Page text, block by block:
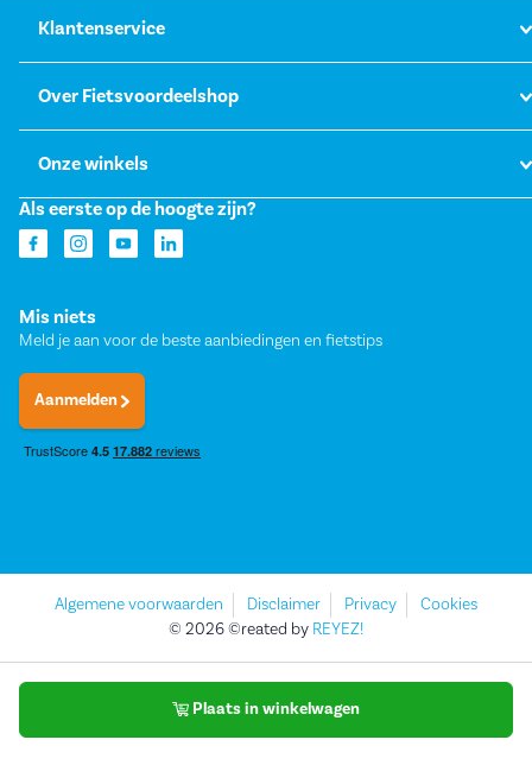
Klantenservice
Over Fietsvoordeelshop
Onze winkels
Als eerste op de hoogte zijn?
Mis niets
Meld je aan voor de beste aanbiedingen en fietstips
Aanmelden
Algemene voorwaarden Disclaimer Privacy
Cookies
© 2026 ©reated by REYEZ!
Plaats in winkelwagen